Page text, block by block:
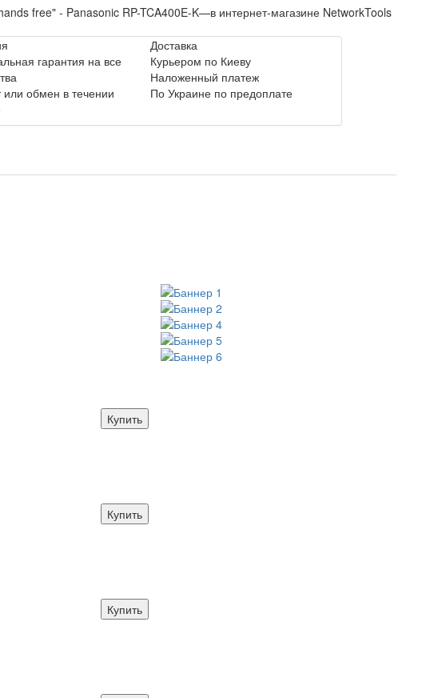
free" - Panasonic RP-TCA400E-K—в интернет-магазине NetworkTools
гарантия на все
или обмен в течении
Доставка
Курьером по Киеву
Наложенный платеж
По Украине по предоплате
Купить
Купить
Купить